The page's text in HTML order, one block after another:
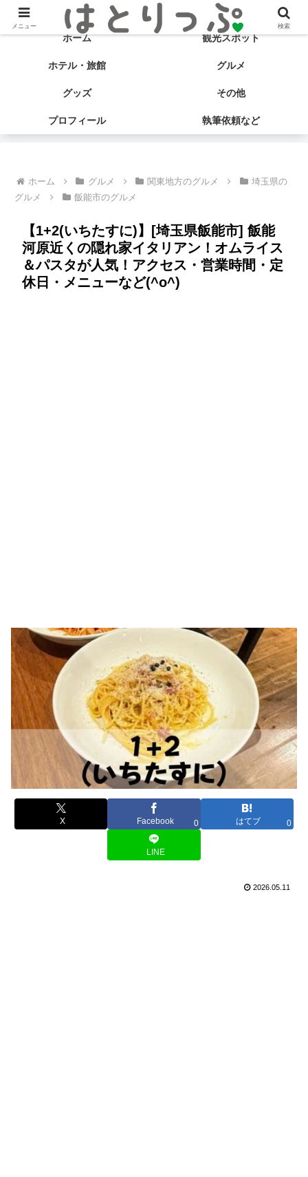
旅する食いしん坊♡ はとサブ子の国内旅行＆グルメブログ
ホーム 観光スポット
ホテル・旅館 グルメ
グッズ その他
プロフィール 執筆依頼など
ホーム グルメ 関東地方のグルメ
埼玉県の
グルメ
飯能市のグルメ
【1+2(いちたすに)】[埼玉県飯能市] 飯能
河原近くの隠れ家イタリアン！オムライス
＆パスタが人気！アクセス・営業時間・定
休日・メニューなど(^o^)
X Facebook 0 はてブ 0
LINE
2026.05.11
メニュー 検索